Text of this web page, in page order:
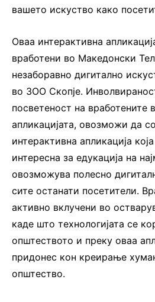
вашето искуство како
Оваа интерактивна
вработени во Македонски
незаборавно дигитално
во ЗОО Скопје.
посветеност на вработените
апликацијата, овозможи да
интерактивна апликација
интересна за едукација на
овозможува полесно
сите останати посетители.
активно вклучени во
каде што технологијата се
општеството и преку оваа
придонес кон креирање
општество.